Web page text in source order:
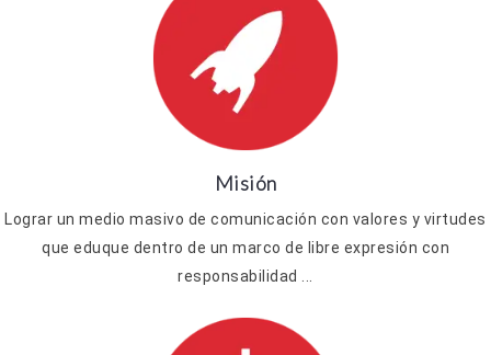
Misión
Lograr un medio masivo de comunicación con valores y virtudes
que eduque dentro de un marco de libre expresión con
responsabilidad ...